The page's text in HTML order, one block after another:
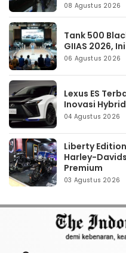
08 Agustus 2026
Tank 500
GIIAS 2026,
06 Agustus 2026
Lexus ES
Inovasi
04 Agustus 2026
Liberty
Harley-
Premium
03 Agustus 2026